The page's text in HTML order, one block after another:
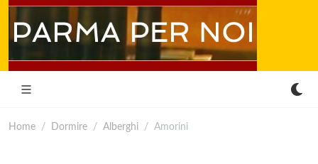
Home Dormire Alberghi Amorini